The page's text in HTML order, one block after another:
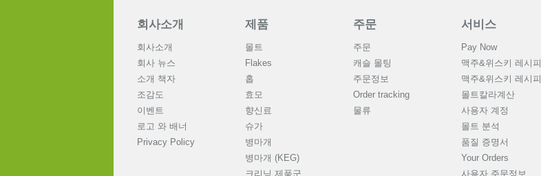
회사소개
회사소개
회사 뉴스
소개 책자
조감도
이벤트
로고 와 배너
Privacy Policy
제품
몰트
Flakes
홉
효모
향신료
슈가
병마개
병마개 (KEG)
크리닝 제품군
주문
주문
캐슬 몰팅
주문정보
Order tracking
물류
서비스
Pay Now
맥주&위스키 레시피
맥주&위스키 레시피
몰트칼라계산
사용자 계정
몰트 분석
품질 증명서
Your Orders
사용자 주문정보